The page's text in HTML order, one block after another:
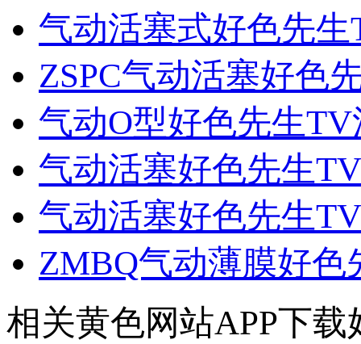
气动活塞式好色先
ZSPC气动活塞好色
气动O型好色先生TV
气动活塞好色先生
气动活塞好色先生
ZMBQ气动薄膜好色
相关黄色网站APP下载